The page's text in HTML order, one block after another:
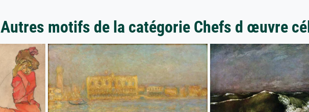
Autres motifs de la catégorie Chefs d œuvre